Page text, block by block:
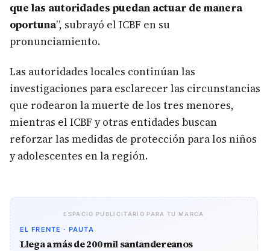
que las autoridades puedan actuar de manera
oportuna”, subrayó el ICBF en su
pronunciamiento.
Las autoridades locales continúan las
investigaciones para esclarecer las circunstancias
que rodearon la muerte de los tres menores,
mientras el ICBF y otras entidades buscan
reforzar las medidas de protección para los niños
y adolescentes en la región.
ESPACIO PUBLICITARIO PARA TU MARCA
EL FRENTE · PAUTA
Llega a más de 200 mil santandereanos